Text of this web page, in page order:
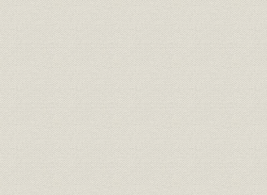
24.宇治川ラインとおとぎ電車
25.比叡山開発
26.黎明期のマーケット事業
27.念願の京阪百貨店開業
28.樟葉P・G・Cとくずは国際トーナメント
29.京阪競馬場と京阪杯
30.未完の社史
索引